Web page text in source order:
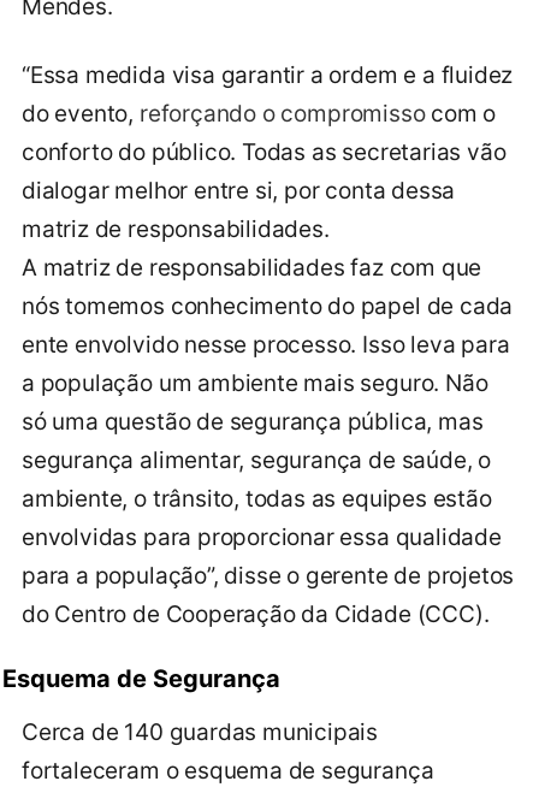
Mendes.
“Essa medida visa garantir a ordem e a fluidez
do evento, reforçando o compromissocom o
conforto do público. Todas as secretarias vão
dialogar melhor entre si, por conta dessa
matriz de responsabilidades.
A matriz de responsabilidades faz com que
nós tomemos conhecimento do papel de cada
ente envolvido nesse processo. Isso leva para
a população um ambiente mais seguro. Não
só uma questão de segurança pública, mas
segurança alimentar, segurança de saúde, o
ambiente, o trânsito, todas as equipes estão
envolvidas para proporcionar essa qualidade
para a população”, disse o gerente de projetos
do Centro de Cooperação da Cidade (CCC).
Esquema de Segurança
Cerca de 140 guardas municipais
fortaleceram o esquema de segurança